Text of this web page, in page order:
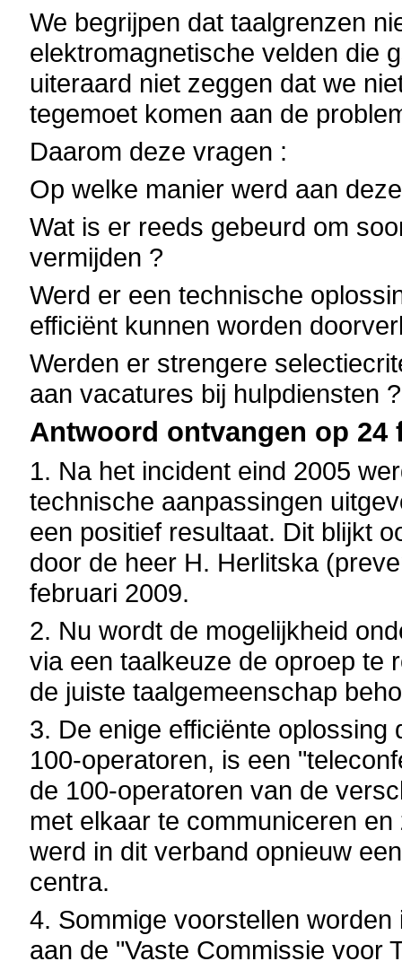
We begrijpen dat taalgrenzen
elektromagnetische velden die
uiteraard niet zeggen dat we
tegemoet komen aan de
Daarom deze vragen :
Op welke manier werd aan
Wat is er reeds gebeurd om
vermijden ?
Werd er een technische
efficiënt kunnen worden
Werden er strengere
aan vacatures bij hulpdiensten ?
Antwoord ontvangen op 24
1. Na het incident eind 2005
technische aanpassingen
een positief resultaat. Dit blijkt
door de heer H. Herlitska
februari 2009.
2. Nu wordt de mogelijkheid
via een taalkeuze de oproep te
de juiste taalgemeenschap
3. De enige efficiënte
100-operatoren, is een
de 100-operatoren van de
met elkaar te communiceren
werd in dit verband opnieuw
centra.
4. Sommige voorstellen
aan de "Vaste Commissie voor